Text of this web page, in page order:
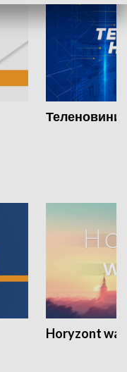
Теленовини
Horyzont